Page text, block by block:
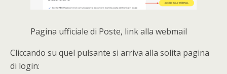
Pagina ufficiale di Poste, link alla webmail
Cliccando su quel pulsante si arriva alla solita pagina
di login: